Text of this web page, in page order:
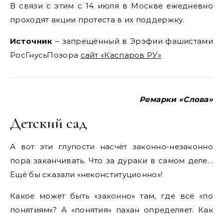
В связи с этим с 14 июля в Москве ежедневно
проходят акции протеста в их поддержку.
Источник – запрещённый в Эрэфии фашистами
РосГнусьПозора сайт «Каспаров РУ»
Ремарки «Слова»
Детский сад
А вот эти глупости насчёт законно-незаконно
пора заканчивать. Что за дураки в самом деле…
Ещё бы сказали «неконституционно»!
Какое может быть «законно» там, где всё «по
понятиям»? А «понятия» пахан определяет. Как